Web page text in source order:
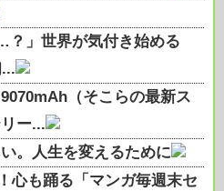
？」世界が気付き始める
（そこらの最新ス
ー...
。人生を変えるために
心も踊る「マンガ毎週末セ